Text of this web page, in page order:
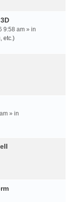
9:58 am » in
etc.)
» in